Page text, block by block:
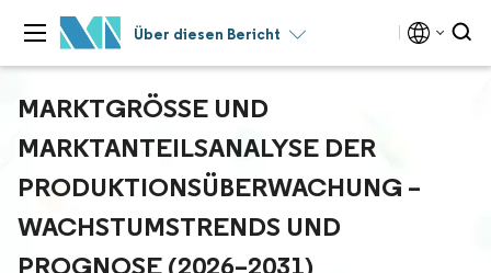
Über diesen Bericht
MARKTGRÖSSE UND M
ARKTANTEILSANALYSE DER P
RODUKTIONSÜBERWACHUNG – W
ACHSTUMSTRENDS UND P
ROGNOSE (2026–2031)